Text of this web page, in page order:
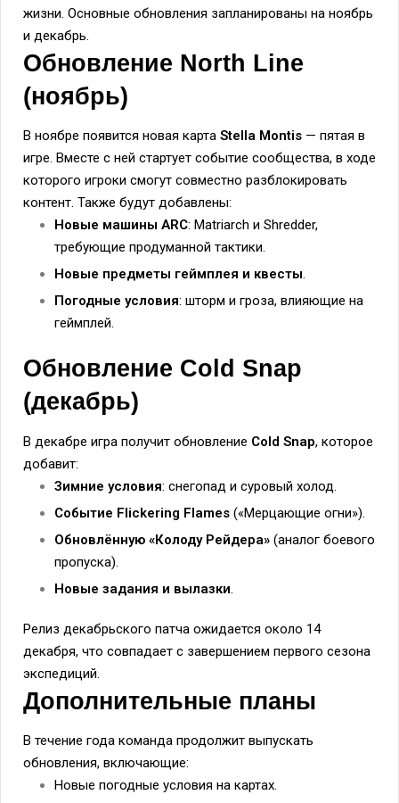
жизни. Основные обновления запланированы на ноябрь
и декабрь.
Обновление North Line
(ноябрь)
В ноябре появится новая карта Stella Montis — пятая в
игре. Вместе с ней стартует событие сообщества, в ходе
которого игроки смогут совместно разблокировать
контент. Также будут добавлены:
Новые машины ARC: Matriarch и Shredder,
требующие продуманной тактики.
Новые предметы геймплея и квесты.
Погодные условия: шторм и гроза, влияющие на
геймплей.
Обновление Cold Snap
(декабрь)
В декабре игра получит обновление Cold Snap, которое
добавит:
Зимние условия: снегопад и суровый холод.
Событие Flickering Flames («Мерцающие огни»).
Обновлённую «Колоду Рейдера» (аналог боевого
пропуска).
Новые задания и вылазки
Релиз декабрьского патча ожидается около 14
декабря, что совпадает с завершением первого сезона
экспедиций.
Дополнительные планы
В течение года команда продолжит выпускать
обновления, включающие:
Новые погодные условия на картах.